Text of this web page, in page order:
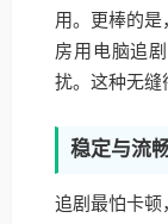
用。更棒的
房用电脑追
扰。这种无缝
稳定与流
追剧最怕卡顿